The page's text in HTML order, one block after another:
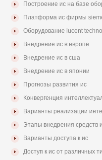
Построение ис на базе
Платформа ис фирмы
Оборудование lucent
Внедрение ис в европе
Внедрение ис в сша
Внедрение ис в японии
Прогнозы развития ис
Конвергенция
Варианты реализации
Этапы внедрения средств
Варианты доступа к ис
Доступ к ис от различных